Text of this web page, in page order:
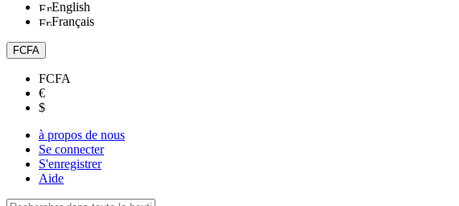
English
Français
FCFA
FCFA
€
$
à propos de nous
Se connecter
S'enregistrer
Aide